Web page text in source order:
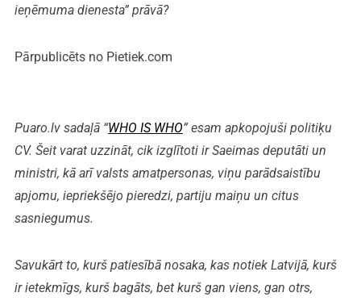
ieņēmuma dienesta” prāvā?
Pārpublicēts no Pietiek.com
Puaro.lv sadaļā “WHO IS WHO” esam apkopojuši politiķu
CV. Šeit varat uzzināt, cik izglītoti ir Saeimas deputāti un
ministri, kā arī valsts amatpersonas, viņu parādsaistību
apjomu, iepriekšējo pieredzi, partiju maiņu un citus
sasniegumus.
Savukārt to, kurš patiesībā nosaka, kas notiek Latvijā, kurš
ir ietekmīgs, kurš bagāts, bet kurš gan viens, gan otrs,